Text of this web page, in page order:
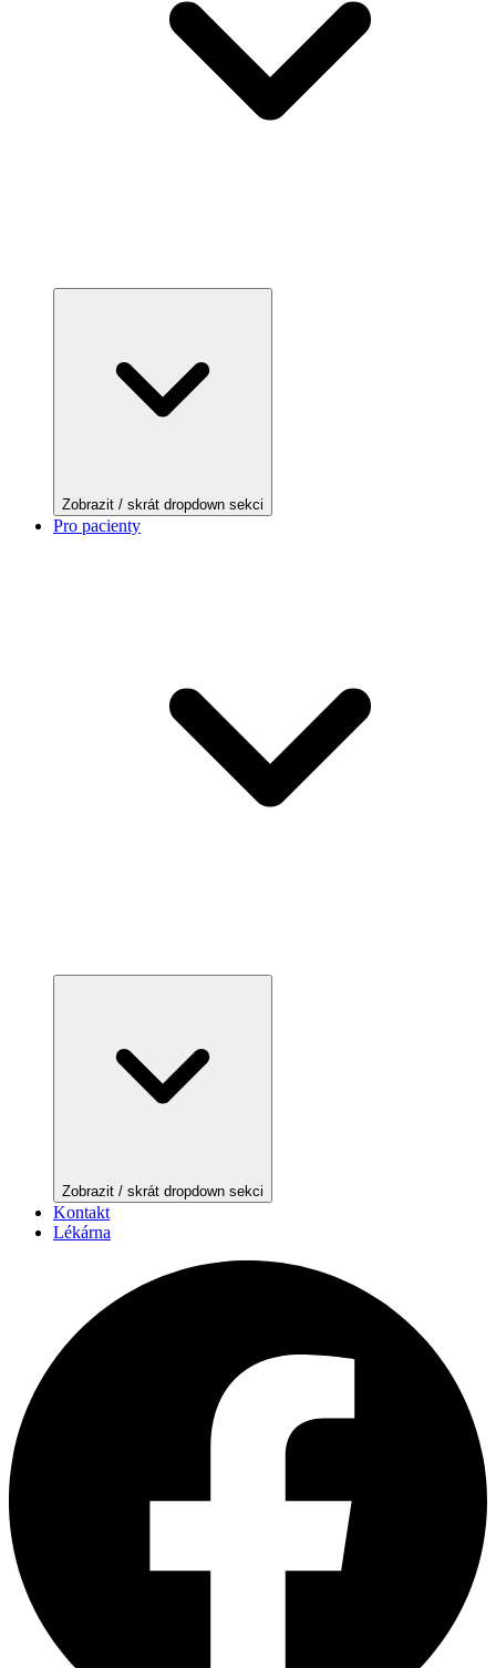
Zobrazit / skrát dropdown sekci
Pro pacienty
Zobrazit / skrát dropdown sekci
Kontakt
Lékárna